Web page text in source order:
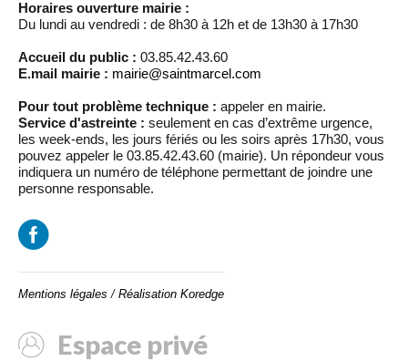
Horaires ouverture mairie :
Du lundi au vendredi : de 8h30 à 12h et de 13h30 à 17h30
Accueil du public : 03.85.42.43.60
E.mail mairie : mairie@saintmarcel.com
Pour tout problème technique : appeler en mairie.
Service d'astreinte : seulement en cas d’extrême urgence,
les week-ends, les jours fériés ou les soirs après 17h30, vous
pouvez appeler le 03.85.42.43.60 (mairie). Un répondeur vous
indiquera un numéro de téléphone permettant de joindre une
personne responsable.
Mentions légales / Réalisation Koredge
Espace privé